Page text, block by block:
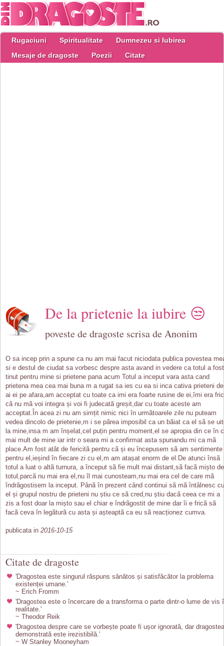
Rugaciuni Spiritualitate
Dumnezeu si Iubirea
Mesaje de dragoste
Poezii Citate
De la prietenie la iubire 😒
poveste de dragoste scrisa de Anonim
O sa incep prin a spune ca nu am mai facut niciodata publica povestea
si e destul de ciudat sa vorbesc despre asta avand in vedere ca totul a fost
tinut pentru mine si prietene pana acum Totul a inceput vara asta cand
prietena mea cea mai buna m a rugat sa ies cu ea si inca cativa prieteni de
ai ei pe afara,am acceptat cu toate ca imi era foarte rusine de ei,îmi era
cã nu mã voi integra și voi fi judecatã greșit,dar cu toate aceste am
acceptat.În acea zi nu am simțit nimic nici în urmãtoarele zile nu puteam
vedea dincolo de prietenie,m i se pãrea imposibil ca un bãiat ca el sã se
la mine,insa m am înșelat,cel puțin pentru moment,el se apropia din ce în
mai mult de mine iar intr o seara mi a confirmat asta spunandu mi ca mã
place.Am fost atât de fericitã pentru cã și eu începusem sã am sentimente
pentru el,ieșind în fiecare zi cu el,m am atașat enorm de el.De atunci însã
totul a luat o altã turnura, a început sã fie mult mai distant,sã facã mișto de
totul,parcã nu mai era el,nu îl mai cunosteam,nu mai era cel de care mã
îndrãgostisem la inceput. Pânã în prezent când continui sã mã întâlnesc cu
el și grupul nostru de prieteni nu știu ce sã cred,nu știu dacã ceea ce mi a
zis a fost doar la mișto sau el chiar e îndrãgostit de mine dar îi e fricã sã
facã ceva în legãturã cu asta și așteaptã ca eu sã reacționez cumva.
publicata in 2016-10-15
Citate de dragoste
'Dragostea este singurul răspuns sănătos și satisfăcător la problema
existenței umane.'
~ Erich Fromm
'Dragostea este o încercare de a transforma o parte dintr-o lume de vis
realitate.'
~ Theodor Reik
'Dragostea despre care se vorbește poate fi ușor ignorată, dar dragostea
demonstrată este irezistibilă.'
~ W Stanley Mooneyham